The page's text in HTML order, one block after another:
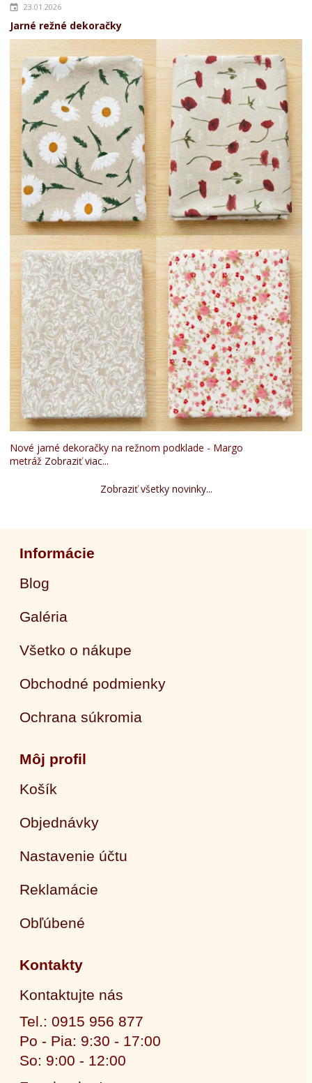
23.01.2026
Jarné režné dekoračky
Nové jarné dekoračky na režnom podklade - Margo
metráž Zobraziť viac...
Zobraziť všetky novinky...
Informácie
Blog
Galéria
Všetko o nákupe
Obchodné podmienky
Ochrana súkromia
Môj profil
Košík
Objednávky
Nastavenie účtu
Reklamácie
Obľúbené
Kontakty
Kontaktujte nás
Tel.: 0915 956 877
Po - Pia: 9:30 - 17:00
So: 9:00 - 12:00